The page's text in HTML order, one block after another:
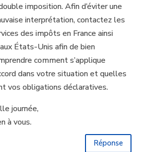
imposition. Afin d’éviter une
interprétation, contactez les
des impôts en France ainsi
États-Unis afin de bien
comment s’applique
dans votre situation et quelles
vos obligations déclaratives.
journée,
à vous.
Réponse